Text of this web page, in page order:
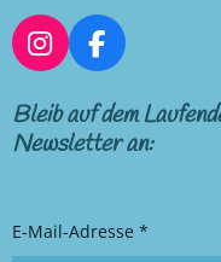
I
n
s
t
a
a
F
a
c
e
b
k
Bleib auf dem
Newsletter an:
E-Mail-Adresse *